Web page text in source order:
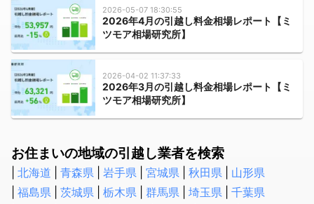
浄水器の取付・交換
水道蛇口交換
水道の水漏れ修理
シャワーヘッド・シャワーホースの交換
排水管洗浄
トイレの故障・修理
トイレのつまり修理
お風呂の排水口つまり修理
壁ピタ水栓・洗濯機蛇口の交換
2026-05-07 18:30:55
2026年4月の引越し料金相場レポート【ミ
ツモア相場研究所】
2026-04-02 11:37:33
2026年3月の引越し料金相場レポート【ミ
ツモア相場研究所】
お住まいの地域の引越し業者を検索
北海道 青森県 岩手県 宮城県 秋田県
山形県
福島県
茨城県 栃木県 群馬県 埼玉県
千葉県